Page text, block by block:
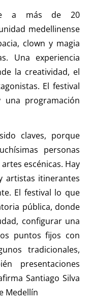
a más de 20
medellinense
clown y magia
Una experiencia
la creatividad, el
El festival
programación
claves, porque
personas
escénicas. Hay
artistas itinerantes
El festival lo que
pública, donde
configurar una
puntos fijos con
tradicionales,
presentaciones
Santiago Silva
Medellín